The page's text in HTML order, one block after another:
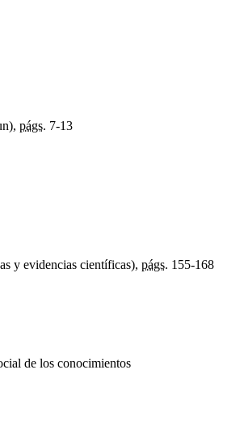
págs. 7-13
y evidencias científicas), págs. 155-168
de los conocimientos